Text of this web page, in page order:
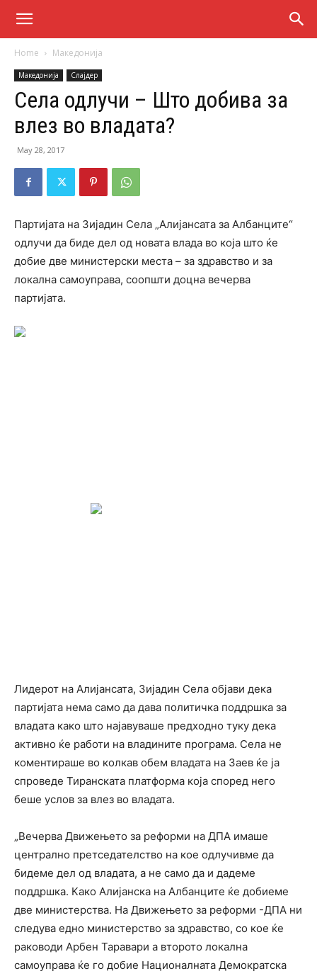
Home Македонија
Македонија Слајдер
Села одлучи – Што добива за
влез во владата?
May 28, 2017
Партијата на Зијадин Села „Алијансата за Албанците“
одлучи да биде дел од новата влада во која што ќе
добие две министерски места – за здравство и за
локална самоуправа, соопшти доцна вечерва
партијата.
Лидерот на Алијансата, Зијадин Села објави дека
партијата нема само да дава политичка поддршка за
владата како што најавуваше предходно туку дека
активно ќе работи на владините програма. Села не
коментираше во колкав обем владата на Заев ќе ја
спроведе Тиранската платформа која според него
беше услов за влез во владата.
„Вечерва Движењето за реформи на ДПА имаше
централно претседателство на кое одлучивме да
бидеме дел од владата, а не само да и дадеме
поддршка. Како Алијанска на Албанците ќе добиеме
две министерства. На Движењето за реформи -ДПА ни
следува едно министерство за здравство, со кое ќе
раководи Арбен Таравари а второто локална
самоуправа ќе го добие Националната Демократска